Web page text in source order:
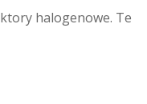
halogenowe. Te